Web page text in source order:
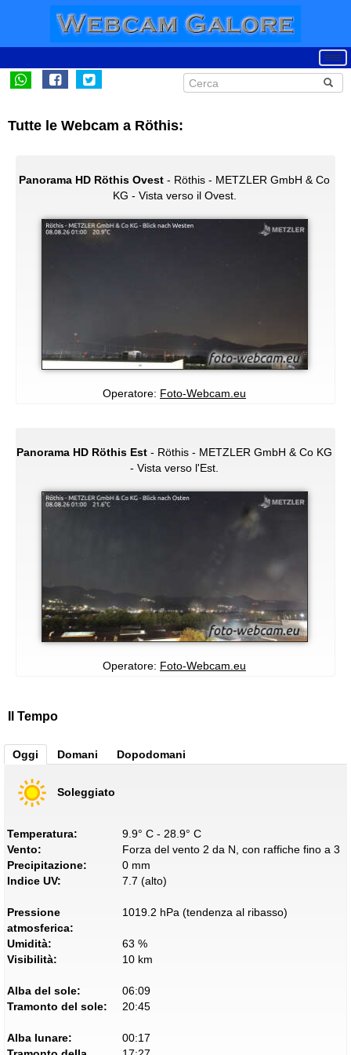
Tutte le Webcam a Röthis:
Panorama HD Röthis Ovest - Röthis - METZLER GmbH & Co
KG - Vista verso il Ovest.
Operatore: Foto-Webcam.eu
Panorama HD Röthis Est - Röthis - METZLER GmbH & Co KG
- Vista verso l'Est.
Operatore: Foto-Webcam.eu
Il Tempo
Oggi Domani Dopodomani
Soleggiato
Temperatura:
9.9° C - 28.9° C
Vento:
Forza del vento 2 da N, con raffiche fino a 3
Precipitazione:
0 mm
Indice UV:
7.7 (alto)
Pressione
atmosferica:
1019.2 hPa (tendenza al ribasso)
Umidità:
63 %
Visibilità:
10 km
Alba del sole:
06:09
Tramonto del sole:
20:45
Alba lunare:
00:17